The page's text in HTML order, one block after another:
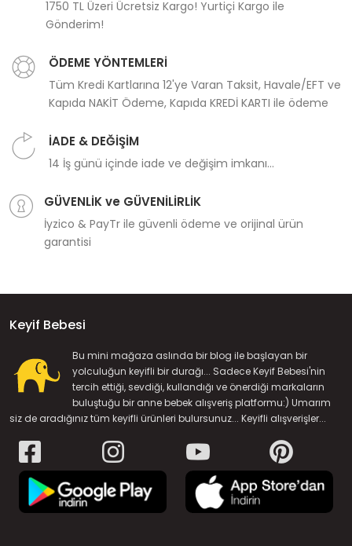
1750 TL Üzeri Ücretsiz Kargo! Yurtiçi Kargo ile
Gönderim!
ÖDEME YÖNTEMLERİ
Tüm Kredi Kartlarına 12'ye Varan Taksit, Havale/EFT ve
Kapıda NAKİT Ödeme, Kapıda KREDİ KARTI ile ödeme
İADE & DEĞİŞİM
14 İş günü içinde iade ve değişim imkanı...
GÜVENLİK ve GÜVENİLİRLİK
İyzico & PayTr ile güvenli ödeme ve orijinal ürün
garantisi
Keyif Bebesi
Bu mini mağaza aslında bir blog ile başlayan bir
yolculuğun keyifli bir durağı... Sadece Keyif Bebesi'nin
tercih ettiği, sevdiği, kullandığı ve önerdiği markaların
buluştuğu bir anne bebek alışveriş platformu:) Umarım
siz de aradığınız tüm keyifli ürünleri bulursunuz... Keyifli alışverişler...